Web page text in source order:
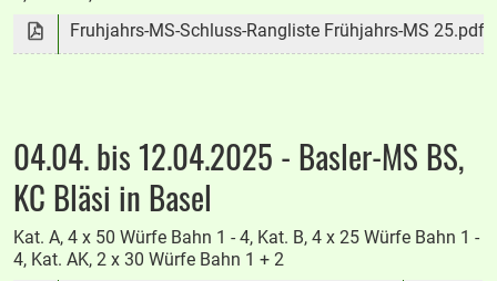
Fruhjahrs-MS-Schluss-Rangliste Frühjahrs-MS 25.pdf
04.04. bis 12.04.2025 - Basler-MS BS,
KC Bläsi in Basel
Kat. A, 4 x 50 Würfe Bahn 1 - 4, Kat. B, 4 x 25 Würfe Bahn 1 -
4, Kat. AK, 2 x 30 Würfe Bahn 1 + 2